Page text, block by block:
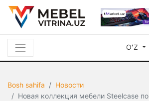
OʻZ
Bosh sahifa
Новости
Новая коллекция мебели Steelcase